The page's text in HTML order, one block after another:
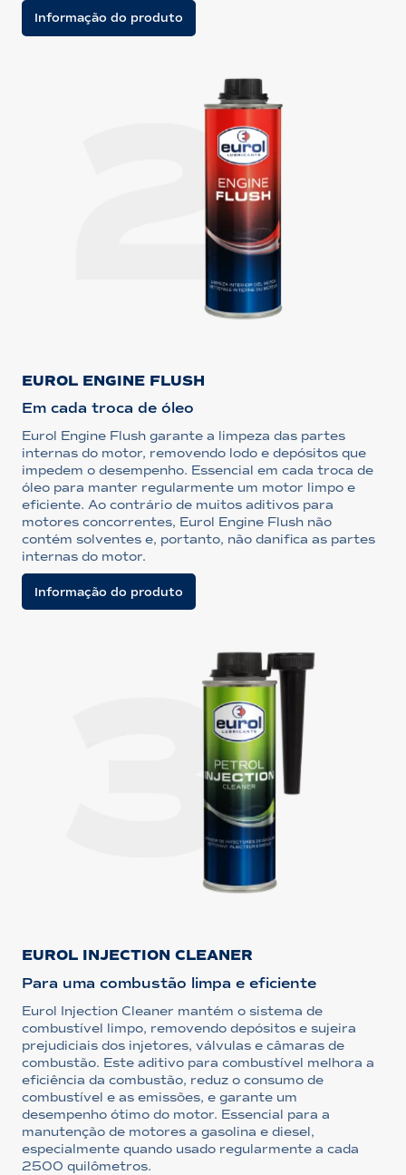
Informação do produto
EUROL ENGINE FLUSH
Em cada troca de óleo
Eurol Engine Flush garante a limpeza das partes
internas do motor, removendo lodo e depósitos que
impedem o desempenho. Essencial em cada troca de
óleo para manter regularmente um motor limpo e
eficiente. Ao contrário de muitos aditivos para
motores concorrentes, Eurol Engine Flush não
contém solventes e, portanto, não danifica as partes
internas do motor.
Informação do produto
EUROL INJECTION CLEANER
Para uma combustão limpa e eficiente
Eurol Injection Cleaner mantém o sistema de
combustível limpo, removendo depósitos e sujeira
prejudiciais dos injetores, válvulas e câmaras de
combustão. Este aditivo para combustível melhora a
eficiência da combustão, reduz o consumo de
combustível e as emissões, e garante um
desempenho ótimo do motor. Essencial para a
manutenção de motores a gasolina e diesel,
especialmente quando usado regularmente a cada
2500 quilômetros.